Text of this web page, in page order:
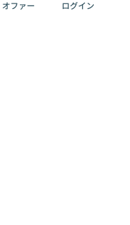
オファー ログイン